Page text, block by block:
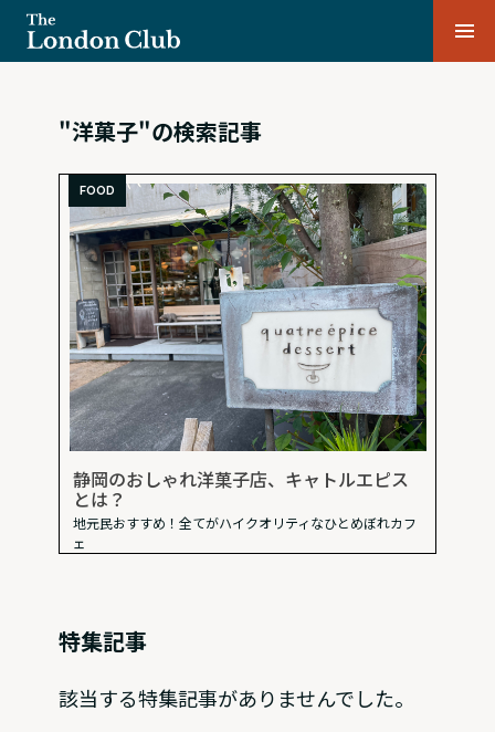
"洋菓子"の検索記事
FOOD
静岡のおしゃれ洋菓子店、キャトルエピス
とは？
地元民おすすめ！全てがハイクオリティなひとめぼれカフ
ェ
特集記事
該当する特集記事がありませんでした。